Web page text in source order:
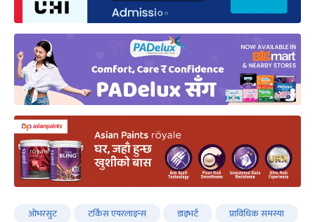
ओभरसुट टर्किस एयरलाइन्स डाइभर्ट प्राविधिक समस्या